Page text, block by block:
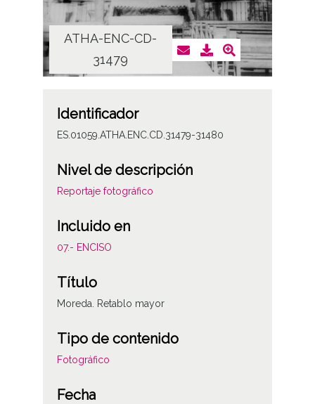
ATHA-ENC-CD-
31479
Identificador
ES.01059.ATHA.ENC.CD.31479-31480
Nivel de descripción
Reportaje fotográfico
Incluido en
07.- ENCISO
Título
Moreda. Retablo mayor
Tipo de contenido
Fotográfico
Fecha